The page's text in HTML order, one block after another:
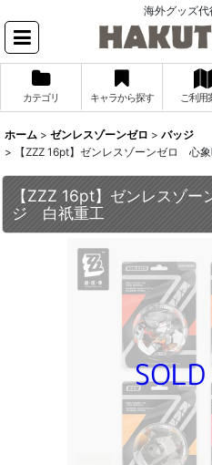
海外グッズ
カテゴリ キャラから探す ご利用
ホーム > ゼンレスゾーンゼロ > バッジ
>
【ZZZ 16pt】ゼンレスゾーンゼロ
【ZZZ 16pt】ゼンレスゾ
ジ 白祇重工